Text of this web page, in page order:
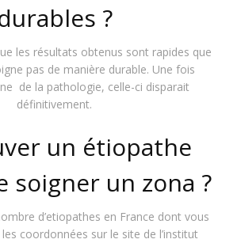
?
les résultats obtenus sont rapides que
pas de manière durable. Une fois
de la pathologie, celle-ci disparait
définitivement.
un étiopathe
soigner un zona ?
d’etiopathes en France dont vous
coordonnées sur le site de l’institut